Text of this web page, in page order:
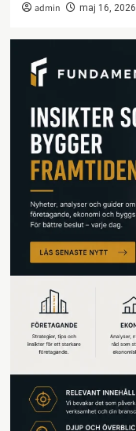
admin maj 16, 2026